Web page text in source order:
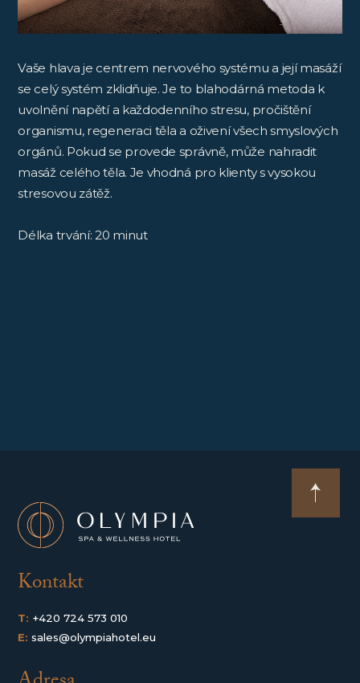
Vaše hlava je centrem nervového systému a její masáží
se celý systém zklidňuje. Je to blahodárná metoda k
uvolnění napětí a každodenního stresu, pročištění
organismu, regeneraci těla a oživení všech smyslových
orgánů. Pokud se provede správně, může nahradit
masáž celého těla. Je vhodná pro klienty s vysokou
stresovou zátěž.
Délka trvání: 20 minut
Kontakt
T: +420 724 573 010
E: sales@olympiahotel.eu